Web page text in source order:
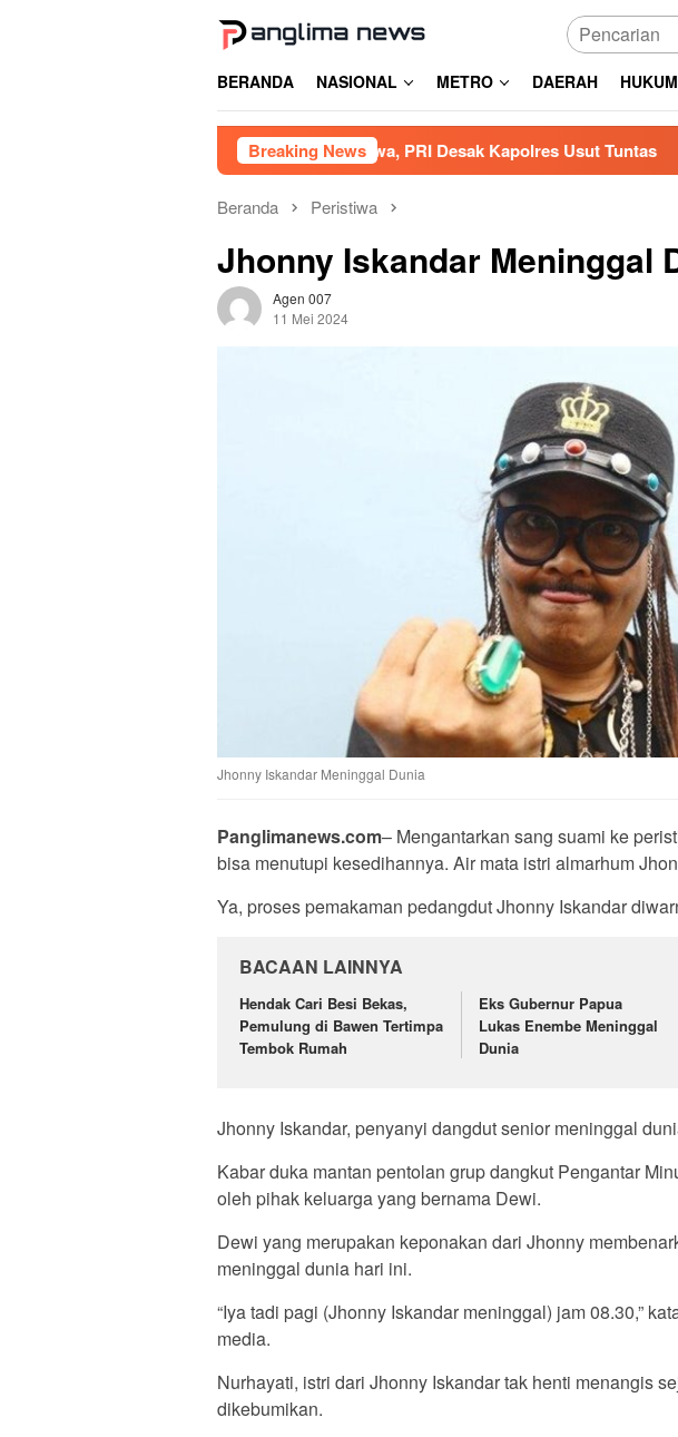
BERANDA NASIONAL METRO DAERAH
Breaking News
Tambang Siluman di Gowa, PRI Desak Kapolres Usut Tuntas Aspirasi
Beranda Peristiwa
Jhonny Iskandar Meninggal
Agen 007
11 Mei 2024
Jhonny Iskandar Meninggal Dunia
Panglimanews.com– Mengantarkan sang suami ke
bisa menutupi kesedihannya. Air mata istri almarhum
Ya, proses pemakaman pedangdut Jhonny Iskandar
BACAAN LAINNYA
Hendak Cari Besi Bekas,
Pemulung di Bawen Tertimpa
Tembok Rumah
Eks Gubernur Papua
Lukas Enembe Meninggal
Dunia
Jhonny Iskandar, penyanyi dangdut senior meninggal
Kabar duka mantan pentolan grup dangkut Pengantar
oleh pihak keluarga yang bernama Dewi.
Dewi yang merupakan keponakan dari Jhonny
meninggal dunia hari ini.
“Iya tadi pagi (Jhonny Iskandar meninggal) jam 08.30,”
media.
Nurhayati, istri dari Jhonny Iskandar tak henti menangis
dikebumikan.